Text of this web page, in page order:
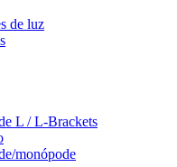
de luz
L / L-Brackets
monópode